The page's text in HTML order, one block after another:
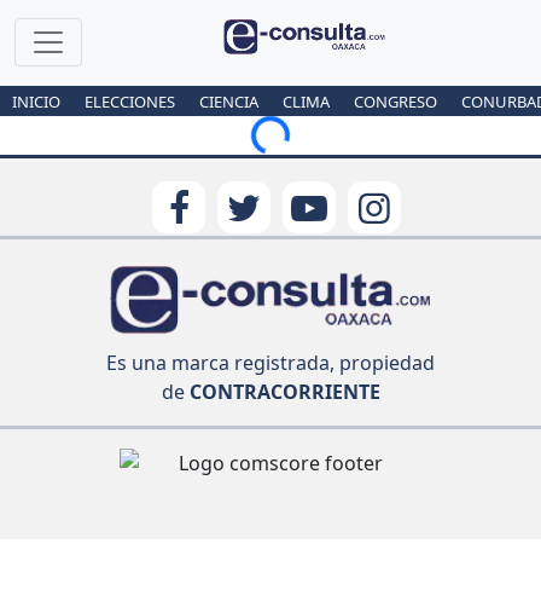
INICIO ELECCIONES CIENCIA CLIMA CONGRESO
Loading...
Es una marca registrada, propiedad
deCONTRACORRIENTE